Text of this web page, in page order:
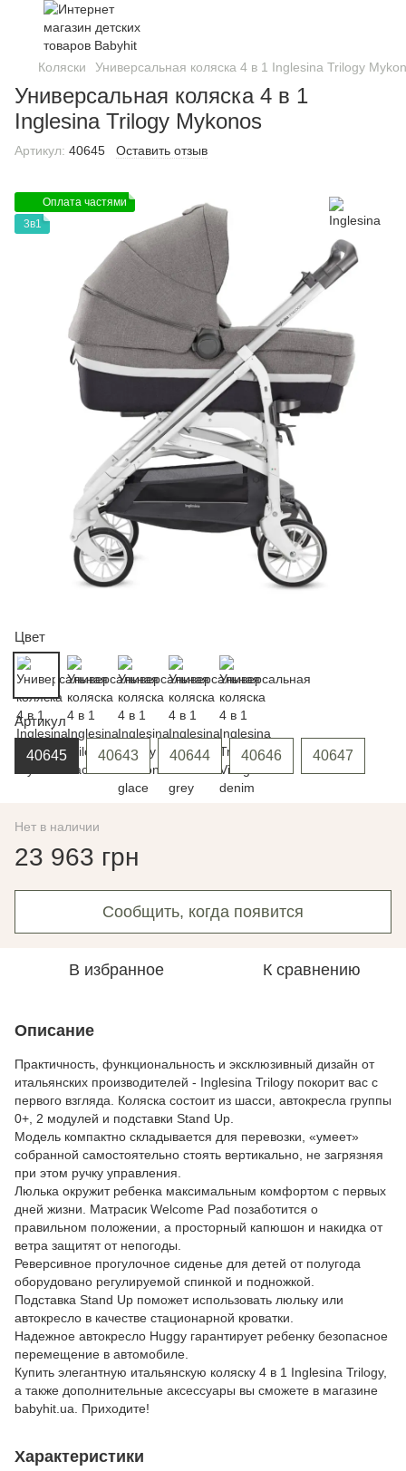
Коляски Универсальная коляска 4 в 1 Inglesina Trilogy
Универсальная коляска 4 в 1
Inglesina Trilogy Mykonos
Артикул: 40645 Оставить отзыв
Оплата частями
3в1
Цвет
Артикул
40645 40643 40644 40646 40647
Нет в наличии
23 963 грн
Сообщить, когда появится
В избранное К сравнению
Описание
Практичность, функциональность и эксклюзивный дизайн от
итальянских производителей - Inglesina Trilogy покорит вас с
первого взгляда. Коляска состоит из шасси, автокресла группы
0+, 2 модулей и подставки Stand Up.
Модель компактно складывается для перевозки, «умеет»
собранной самостоятельно стоять вертикально, не загрязняя
при этом ручку управления.
Люлька окружит ребенка максимальным комфортом с первых
дней жизни. Матрасик Welcome Pad позаботится о
правильном положении, а просторный капюшон и накидка от
ветра защитят от непогоды.
Реверсивное прогулочное сиденье для детей от полугода
оборудовано регулируемой спинкой и подножкой.
Подставка Stand Up поможет использовать люльку или
автокресло в качестве стационарной кроватки.
Надежное автокресло Huggy гарантирует ребенку безопасное
перемещение в автомобиле.
Купить элегантную итальянскую коляску 4 в 1 Inglesina Trilogy,
а также дополнительные аксессуары вы сможете в магазине
babyhit.ua. Приходите!
Характеристики